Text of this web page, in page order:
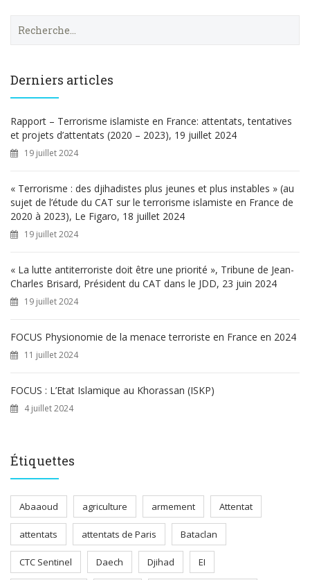
e
h
e
r
Derniers articles
Rapport – Terrorisme islamiste en France: attentats, tentatives
et projets d’attentats (2020 – 2023), 19 juillet 2024
19 juillet 2024
« Terrorisme : des djihadistes plus jeunes et plus instables » (au
sujet de l’étude du CAT sur le terrorisme islamiste en France de
2020 à 2023), Le Figaro, 18 juillet 2024
19 juillet 2024
« La lutte antiterroriste doit être une priorité », Tribune de Jean-
Charles Brisard, Président du CAT dans le JDD, 23 juin 2024
19 juillet 2024
FOCUS Physionomie de la menace terroriste en France en 2024
11 juillet 2024
FOCUS : L’Etat Islamique au Khorassan (ISKP)
4 juillet 2024
Étiquettes
Abaaoud agriculture armement Attentat
attentats attentats de Paris Bataclan
CTC Sentinel Daech Djihad EI